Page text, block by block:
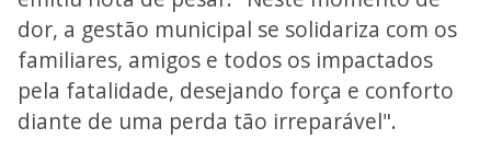
dor, a gestão municipal se solidariza com os
familiares, amigos e todos os impactados
pela fatalidade, desejando força e conforto
diante de uma perda tão irreparável".